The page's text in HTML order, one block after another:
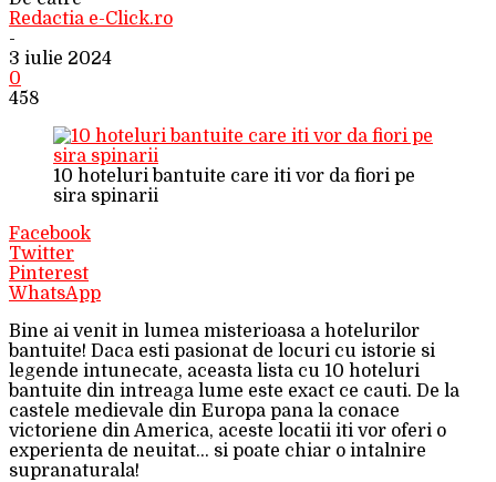
Redactia e-Click.ro
-
3 iulie 2024
0
458
10 hoteluri bantuite care iti vor da fiori pe
sira spinarii
Facebook
Twitter
Pinterest
WhatsApp
Bine ai venit in lumea misterioasa a hotelurilor
bantuite! Daca esti pasionat de locuri cu istorie si
legende intunecate, aceasta lista cu 10 hoteluri
bantuite din intreaga lume este exact ce cauti. De la
castele medievale din Europa pana la conace
victoriene din America, aceste locatii iti vor oferi o
experienta de neuitat… si poate chiar o intalnire
supranaturala!